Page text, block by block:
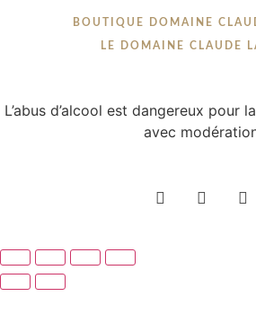
BOUTIQUE DOMAINE
LE DOMAINE CLAUDE
L’abus d’alcool est dangereux pour
avec